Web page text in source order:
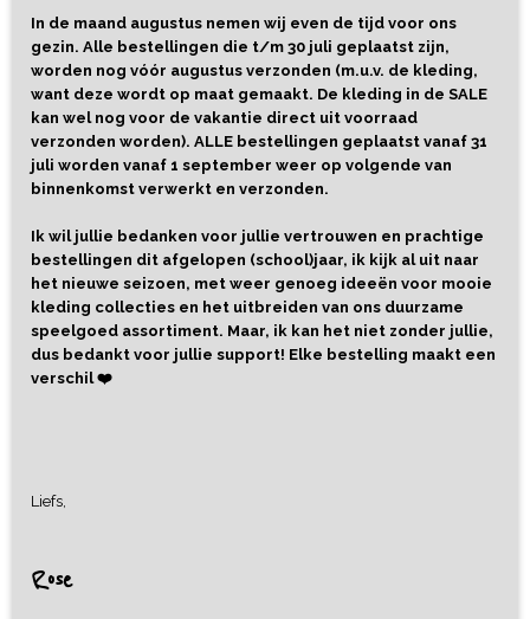
Bloemetjes plukken
In de maand augustus nemen wij even de tijd voor ons
gezin. Alle bestellingen die t/m 30 juli geplaatst zijn,
worden nog vóór augustus verzonden (m.u.v. de kleding,
want deze wordt op maat gemaakt. De kleding in de SALE
kan wel nog voor de vakantie direct uit voorraad
verzonden worden). ALLE bestellingen geplaatst vanaf 31
juli worden vanaf 1 september weer op volgende van
binnenkomst verwerkt en verzonden.
Ik wil jullie bedanken voor jullie vertrouwen en prachtige
bestellingen dit afgelopen (school)jaar, ik kijk al uit naar
het nieuwe seizoen, met weer genoeg ideeën voor mooie
kleding collecties en het uitbreiden van ons duurzame
speelgoed assortiment. Maar, ik kan het niet zonder jullie,
dus bedankt voor jullie support! Elke bestelling maakt een
verschil ❤️
Liefs,
Rose